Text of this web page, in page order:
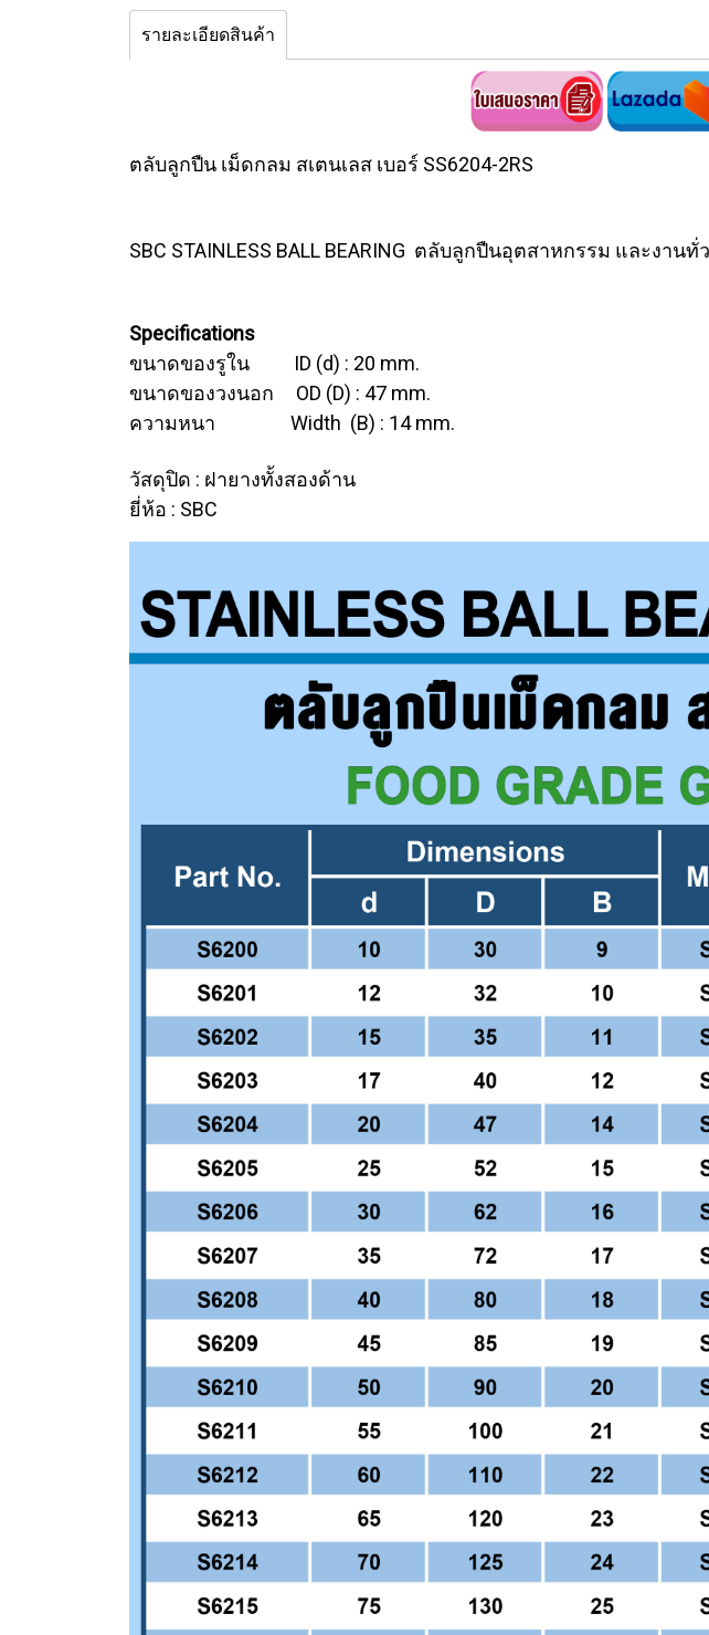
รายละเอียดสินค้า
ตลับลูกปืน เม็ดกลม สเตนเลส เบอร์ SS6204-2RS
SBC STAINLESS BALL BEARING ตลับลูกปืนอุตสาหกรรม และงานทั่
Specifications
ขนาดของรูใน ID (d) : 20 mm.
ขนาดของวงนอก OD (D) : 47 mm.
ความหนา Width (B) : 14 mm.
วัสดุปิด : ฝายางทั้งสองด้าน
ยี่ห้อ : SBC